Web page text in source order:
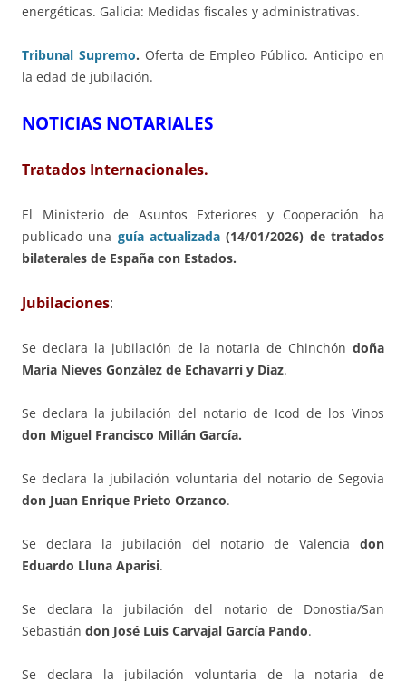
energéticas. Galicia: Medidas fiscales y administrativas.
Tribunal Supremo. Oferta de Empleo Público. Anticipo en
la edad de jubilación.
NOTICIAS NOTARIALES
Tratados Internacionales.
El Ministerio de Asuntos Exteriores y Cooperación ha
publicado una guía actualizada (14/01/2026) de tratados
bilaterales de España con Estados.
Jubilaciones:
Se declara la jubilación de la notaria de Chinchón doña
María Nieves González de Echavarri y Díaz.
Se declara la jubilación del notario de Icod de los Vinos
don Miguel Francisco Millán García.
Se declara la jubilación voluntaria del notario de Segovia
don Juan Enrique Prieto Orzanco.
Se declara la jubilación del notario de Valencia don
Eduardo Lluna Aparisi.
Se declara la jubilación del notario de Donostia/San
Sebastián don José Luis Carvajal García Pando.
Se declara la jubilación voluntaria de la notaria de